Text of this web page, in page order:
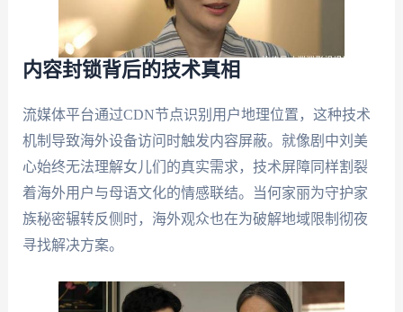
内容封锁背后的技术真相
流媒体平台通过CDN节点识别用户地理位置，这种技术
机制导致海外设备访问时触发内容屏蔽。就像剧中刘美
心始终无法理解女儿们的真实需求，技术屏障同样割裂
着海外用户与母语文化的情感联结。当何家丽为守护家
族秘密辗转反侧时，海外观众也在为破解地域限制彻夜
寻找解决方案。